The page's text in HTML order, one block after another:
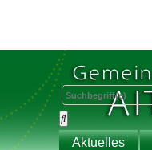
Aktuelles